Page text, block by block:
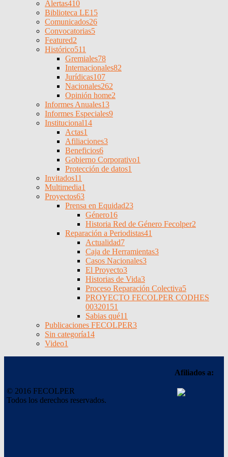
Alertas410
Biblioteca LE15
Comunicados26
Convocatorias5
Featured2
Histórico511
Gremiales78
Internacionales82
Jurídicas107
Nacionales262
Opinión home2
Informes Anuales13
Informes Especiales9
Institucional14
Actas1
Afiliaciones3
Beneficios6
Gobierno Corporativo1
Protección de datos1
Invitados11
Multimedia1
Proyectos63
Prensa en Equidad23
Género16
Historia Red de Género Fecolper2
Reparación a Periodistas41
Actualidad7
Caja de Herramientas3
Casos Nacionales3
El Proyecto3
Historias de Vida3
Proceso Reparación Colectiva5
PROYECTO FECOLPER CODHES
00320151
Sabias qué11
Publicaciones FECOLPER3
Sin categoría14
Video1
© 2016 FECOLPER
Todos los derechos reservados.
Afiliados a: